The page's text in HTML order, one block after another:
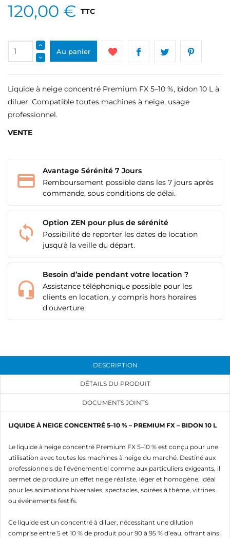
120,00 € TTC
Au panier
Liquide à neige concentré Premium FX 5–10 %, bidon 10 L à
diluer. Compatible toutes machines à neige, usage
professionnel.
VENTE
Avantage Sérénité 7 Jours
Remboursement possible dans les 7 jours après
commande, sous conditions de délai.
Option ZEN pour plus de sérénité
Possibilité de reporter les dates de location
jusqu'à la veille du départ.
Besoin d’aide pendant votre location ?
Assistance téléphonique possible pour les
clients en location, y compris hors horaires
d'ouverture.
DESCRIPTION
DÉTAILS DU PRODUIT
DOCUMENTS JOINTS
LIQUIDE À NEIGE CONCENTRÉ 5–10 % – PREMIUM FX – BIDON 10 L
Le liquide à neige concentré Premium FX 5–10 % est conçu pour une
utilisation avec toutes les machines à neige du marché. Destiné aux
professionnels de l’événementiel comme aux particuliers exigeants, il
permet de produire un effet neige réaliste, léger et homogène, idéal
pour les animations hivernales, spectacles, soirées à thème, vitrines
ou événements festifs.
Ce liquide est un concentré à diluer, nécessitant une dilution
comprise entre 5 et 10 % de produit pour 90 à 95 % d’eau, offrant ainsi
MES LISTES
add_circle_outlineCréer une nouvelle liste
CRÉER UNE LISTE D'ENVIES
NOM DE LA LISTE D'ENVIES
CONNEXION
Vous devez être connecté pour ajouter des produits
Annuler Connexion